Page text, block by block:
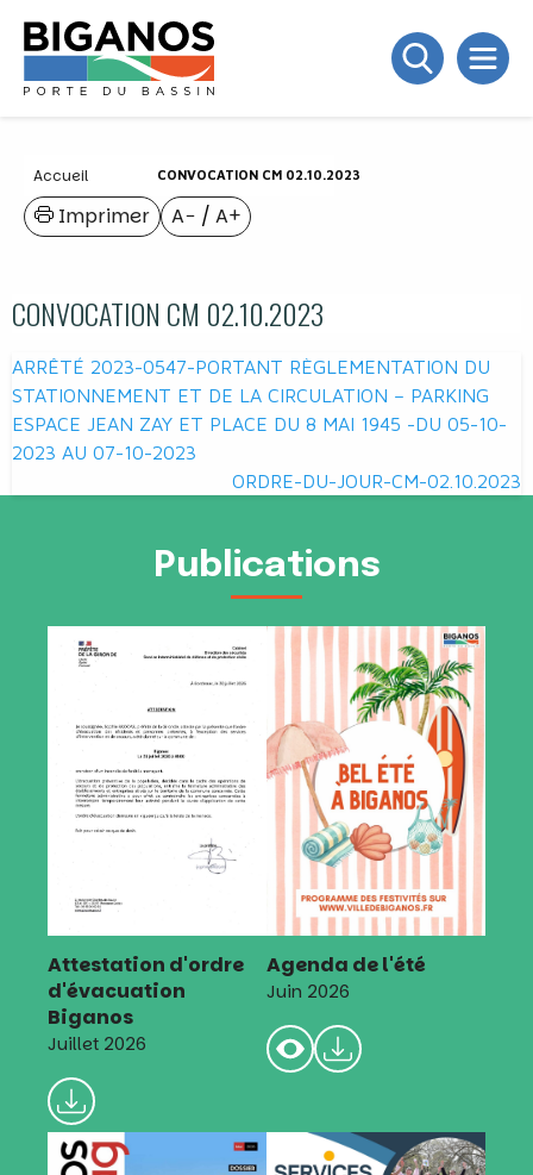
Accueil CONVOCATION CM 02.10.2023
A− / A+
Imprimer
CONVOCATION CM 02.10.2023
Navigation
de
l’article
ARRÊTÉ 2023-0547-PORTANT RÈGLEMENTATION DU
STATIONNEMENT ET DE LA CIRCULATION – PARKING
ESPACE JEAN ZAY ET PLACE DU 8 MAI 1945 -DU 05-10-
2023 AU 07-10-2023
ORDRE-DU-JOUR-CM-02.10.2023
Publications
Attestation d'ordre
d'évacuation
Biganos
Juillet 2026
Agenda de l'été
Juin 2026